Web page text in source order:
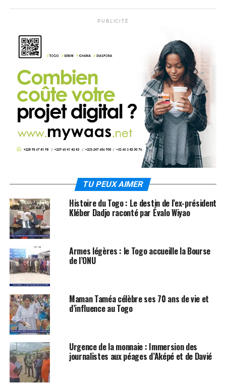
PUBLICITÉ
TU PEUX AIMER
Histoire du Togo : Le destin de l’ex-président
Kléber Dadjo raconté par Évalo Wiyao
Armes légères : le Togo accueille la Bourse
de l’ONU
Maman Taméa célèbre ses 70 ans de vie et
d’influence au Togo
Urgence de la monnaie : Immersion des
journalistes aux péages d’Aképé et de Davié